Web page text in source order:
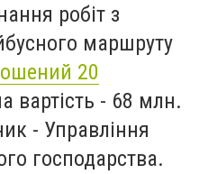
робіт з
маршруту
20
вартість - 68 млн.
- Управління
господарства.